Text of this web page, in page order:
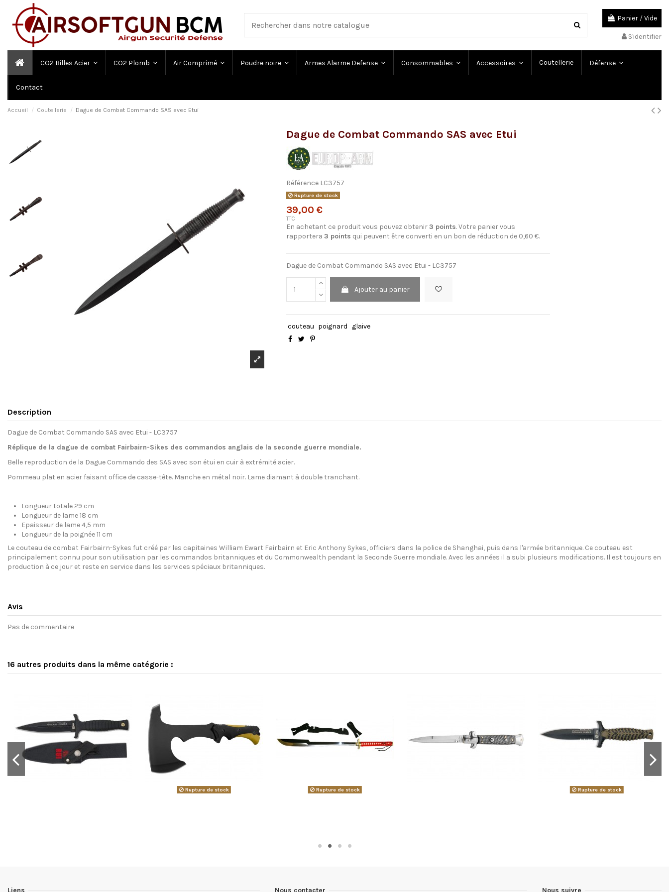
Panier /Vide
S'identifier
CO2 Billes Acier CO2 Plomb Air Comprimé Poudre noire Armes Alarme Defense Consommables Accessoires Coutellerie Défense
Contact
Accueil Coutellerie Dague de Combat Commando SAS avec Etui
Dague de Combat Commando SAS avec Etui
Référence LC3757
Rupture de stock
39,00 €
TTC
En achetant ce produit vous pouvez obtenir3 points. Votre panier vous
rapportera 3 points qui peuvent être converti en un bon de réduction de 0,60 €.
Dague de Combat Commando SAS avec Etui - LC3757
Ajouter au panier
couteau poignard glaive
Description
Dague de Combat Commando SAS avec Etui - LC3757
Réplique de la dague de combat Fairbairn-Sikes des commandos anglais de la seconde guerre mondiale.
Belle reproduction de la Dague Commando des SAS avec son étui en cuir à extrémité acier.
Pommeau plat en acier faisant office de casse-tête. Manche en métal noir. Lame diamant à double tranchant.
Longueur totale 29 cm
Longueur de lame 18 cm
Epaisseur de lame 4,5 mm
Longueur de la poignée 11 cm
Le couteau de combat Fairbairn-Sykes fut créé par les capitaines William Ewart Fairbairn et Eric Anthony Sykes, officiers dans la police de Shanghai, puis dans l'armée britannique. Ce couteau est
principalement connu pour son utilisation par les commandos britanniques et du Commonwealth pendant la Seconde Guerre mondiale. Avec les années il a subi plusieurs modifications. Il est toujours en
production à ce jour et reste en service dans les services spéciaux britanniques.
Avis
Pas de commentaire
16 autres produits dans la même catégorie :
Rupture de stock Rupture de stock Rupture de stock